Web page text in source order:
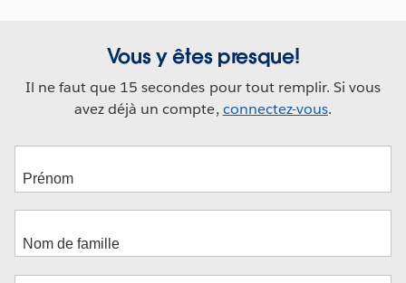
Vous y êtes presque!
Il ne faut que 15 secondes pour tout remplir. Si vous
avez déjà un compte, connectez-vous.